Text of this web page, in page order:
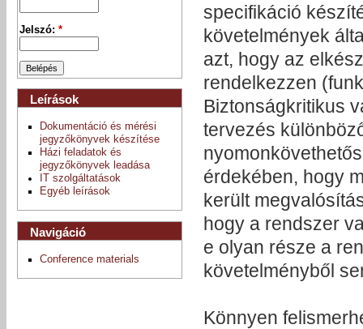
specifikáció
követelmények
azt, hogy az
rendelkezzen
Biztonságkritikus
tervezés
érdekében, hogy
került
hogy a rendszer
e olyan része a
követelményből
Könnyen
Jelszó:*
Leírások
Dokumentáció és mérési
jegyzőkönyvek készítése
Házi feladatok és
jegyzőkönyvek leadása
IT szolgáltatások
Egyéb leírások
Navigáció
Conference materials